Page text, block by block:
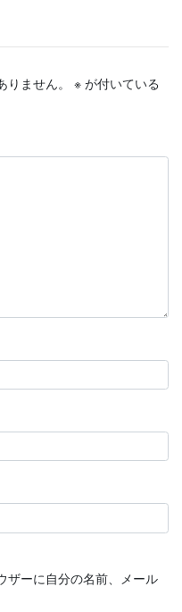
ません。 ※ が付いている
ザーに自分の名前、メール